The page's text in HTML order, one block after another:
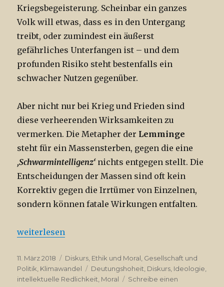
Kriegsbegeisterung. Scheinbar ein ganzes
Volk will etwas, dass es in den Untergang
treibt, oder zumindest ein äußerst
gefährliches Unterfangen ist – und dem
profunden Risiko steht bestenfalls ein
schwacher Nutzen gegenüber.
Aber nicht nur bei Krieg und Frieden sind
diese verheerenden Wirksamkeiten zu
vermerken. Die Metapher der Lemminge
steht für ein Massensterben, gegen die eine
‚Schwarmintelligenz‘ nichts entgegen stellt. Die
Entscheidungen der Massen sind oft kein
Korrektiv gegen die Irrtümer von Einzelnen,
sondern können fatale Wirkungen entfalten.
„Von Lemmingen und Megatrends“
weiterlesen
Veröffentlicht
am
11. März 2018 Kategorien
Diskurs, Ethik und Moral, Gesellschaft und
Politik, Klimawandel Schlagwörter
Deutungshoheit, Diskurs, Ideologie,
intellektuelle Redlichkeit, Moral
Schreibe einen